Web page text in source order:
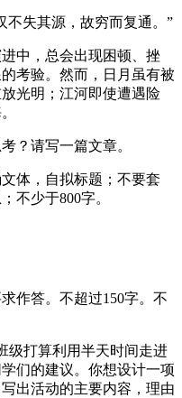
不失其源，故穷而复通。”
中，总会出现困顿、挫
考验。然而，日月虽有被
光明；江河即使遭遇险
？请写一篇文章。
体，自拟标题；不要套
不少于800字。
作答。不超过150字。不
级打算利用半天时间走进
们的建议。你想设计一项
出活动的主要内容，理由